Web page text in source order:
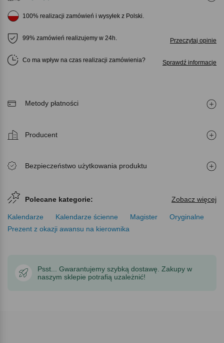
100% realizacji zamówień i wysyłek z Polski.
99% zamówień realizujemy w 24h. Przeczytaj opinie
Co ma wpływ na czas realizacji zamówienia Sprawdź informacje
Metody płatności
Producent
Bezpieczeństwo użytkowania produktu
Polecane kategorie: Zobacz więcej
Kalendarze Kalendarze ścienne Magister
Oryginalne
Prezent z okazji awansu na kierownika
Psst... Gwarantujemy szybką dostawę. Zakupy w
naszym sklepie potrafią uzależnić!